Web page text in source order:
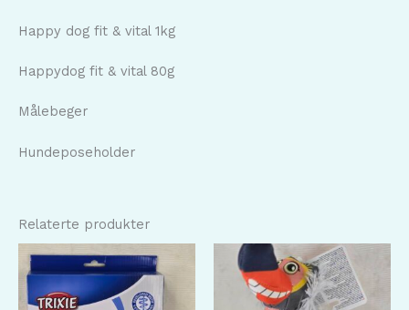
Happy dog fit & vital 1kg
Happydog fit & vital 80g
Målebeger
Hundeposeholder
Relaterte produkter